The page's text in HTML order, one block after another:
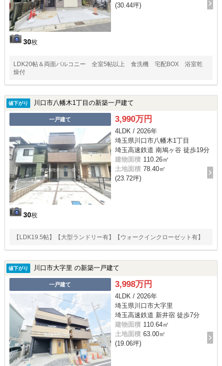
30枚
(30.44坪)
LDK20帖＆両面バルコニー 全室5帖以上 食洗機 宅配BOX 浴室乾
燥付
値下がり 川口市八幡木1丁目の新築一戸建て
一戸建て
30枚
3,990万円
4LDK / 2026年
埼玉県川口市八幡木1丁目
埼玉高速鉄道 南鳩ヶ谷 徒歩19分
建物面積 110.26㎡
土地面積 78.40㎡
(23.72坪)
【LDK19.5帖】【大型ランドリー有】【ウォークインクローゼット有】
値下がり 川口市大字里 の新築一戸建て
一戸建て 3,998万円
4LDK / 2026年
埼玉県川口市大字里
埼玉高速鉄道 新井宿 徒歩7分
建物面積 110.64㎡
土地面積 63.00㎡
(19.06坪)